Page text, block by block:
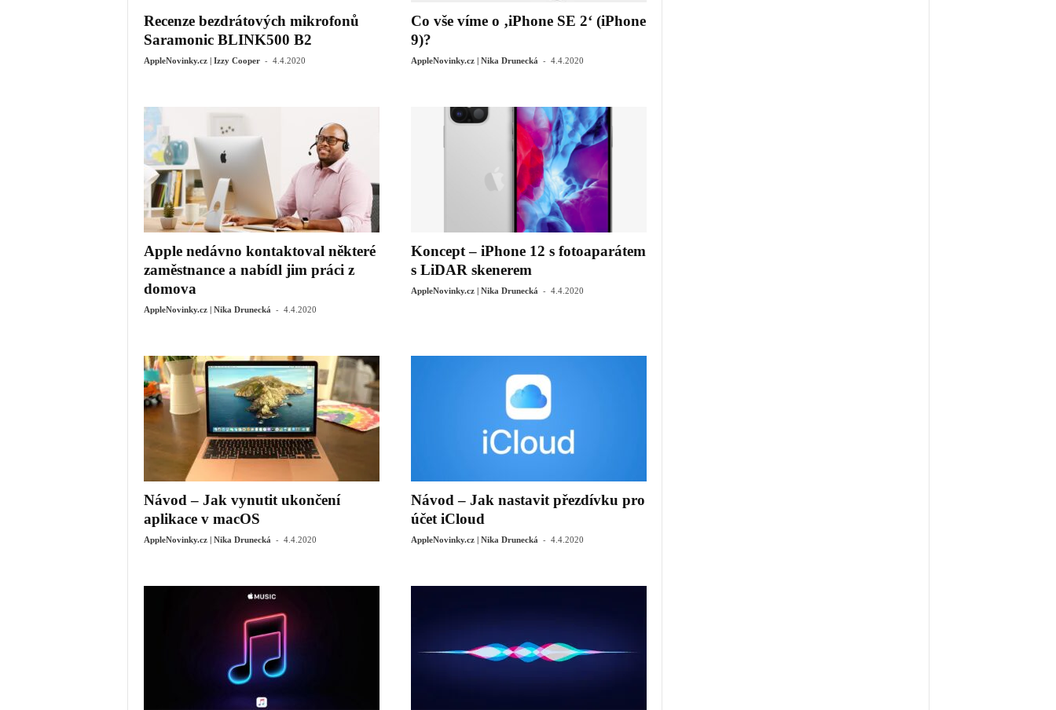
Recenze bezdrátových mikrofonů
Saramonic BLINK500 B2
AppleNovinky.cz | Izzy Cooper - 4.4.2020
Co vše víme o ‚iPhone SE 2‘ (iPhone
9)?
AppleNovinky.cz | Nika Drunecká - 4.4.2020
Apple nedávno kontaktoval některé
zaměstnance a nabídl jim práci z
domova
AppleNovinky.cz | Nika Drunecká - 4.4.2020
Koncept – iPhone 12 s fotoaparátem
s LiDAR skenerem
AppleNovinky.cz | Nika Drunecká - 4.4.2020
Návod – Jak vynutit ukončení
aplikace v macOS
AppleNovinky.cz | Nika Drunecká - 4.4.2020
Návod – Jak nastavit přezdívku pro
účet iCloud
AppleNovinky.cz | Nika Drunecká - 4.4.2020